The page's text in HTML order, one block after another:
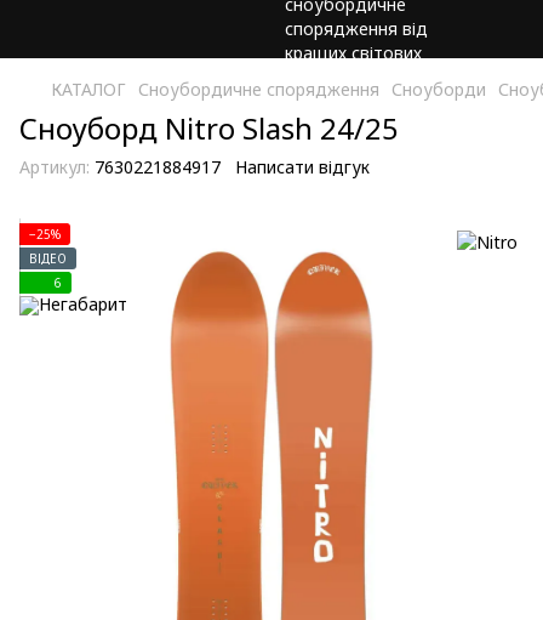
КАТАЛОГ Сноубордичне спорядження Сноуборди
Сноуборд Nitro Slash 24/25
Артикул: 7630221884917 Написати відгук
−25%
ВІДЕО
6